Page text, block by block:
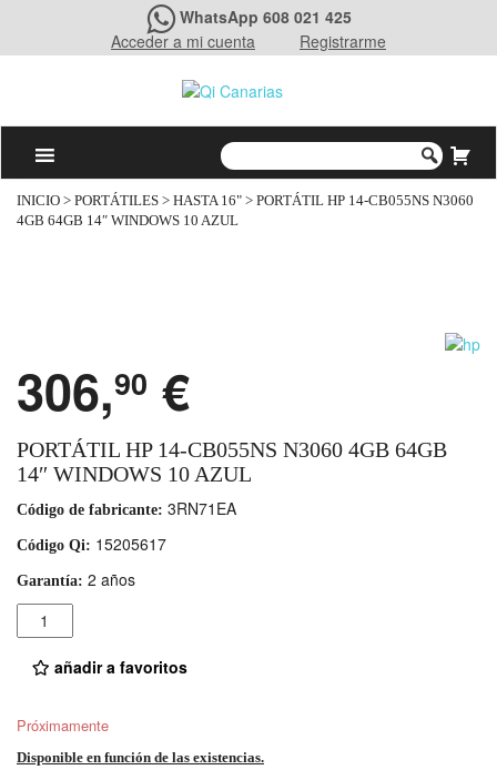
WhatsApp 608 021 425
Acceder a mi cuenta
Registrarme
INICIO > PORTÁTILES > HASTA 16" > PORTÁTIL HP 14-CB055NS N3060
4GB 64GB 14″ WINDOWS 10 AZUL
306,90 €
PORTÁTIL HP 14-CB055NS N3060 4GB 64GB
14″ WINDOWS 10 AZUL
Código de fabricante: 3RN71EA
Código Qi: 15205617
Garantía: 2 años
Cantidad
añadir a favoritos
Próximamente
Disponible en función de las existencias.